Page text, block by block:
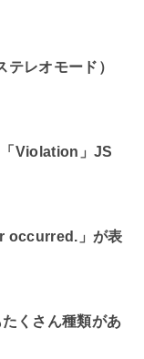
レオモード）
Violation」JS
occurred.」が表
たくさん種類があ